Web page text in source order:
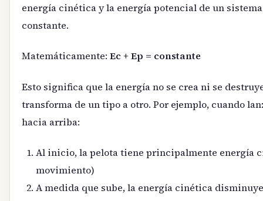
energía cinética y la energía potencial de un
constante.
Matemáticamente: Ec + Ep = constante
Esto significa que la energía no se crea ni se
transforma de un tipo a otro. Por ejemplo, cuando
hacia arriba:
Al inicio, la pelota tiene principalmente energía
movimiento)
A medida que sube, la energía cinética